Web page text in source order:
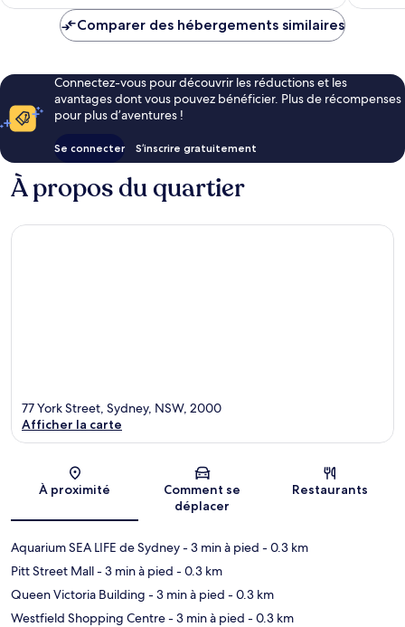
de
Comparer des hébergements similaires
Connectez-vous pour découvrir les réductions et les
avantages dont vous pouvez bénéficier. Plus de récompenses
pour plus d’aventures !
Se connecter S’inscrire gratuitement
À propos du quartier
Carte
77 York Street, Sydney, NSW, 2000
Afficher la carte
À proximité
Comment se
déplacer
Restaurants
Aquarium SEA LIFE de Sydney- 3 min à pied - 0.3 km
Pitt Street Mall- 3 min à pied - 0.3 km
Queen Victoria Building - 3 min à pied - 0.3 km
Westfield Shopping Centre- 3 min à pied - 0.3 km